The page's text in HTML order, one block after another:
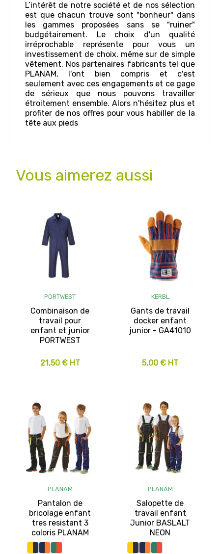
L’intérêt de notre société et de nos sélection
est que chacun trouve sont "bonheur" dans
les gammes proposées sans se "ruiner"
budgétairement. Le choix d'un qualité
irréprochable représente pour vous un
investissement de choix, même sur de simple
vêtement. Nos partenaires fabricants tel que
PLANAM, l'ont bien compris et c'est
seulement avec ces engagements et ce gage
de sérieux que nous pouvons travailler
étroitement ensemble. Alors n'hésitez plus et
profiter de nos offres pour vous habiller de la
tête aux pieds
Vous aimerez aussi
PORTWEST
Combinaison de
travail pour
enfant et junior
PORTWEST
21,50 € HT
KERBL
Gants de travail
docker enfant
junior - GA41010
5,00 € HT
PLANAM
Pantalon de
bricolage enfant
tres resistant 3
coloris PLANAM
PLANAM
Salopette de
travail enfant
Junior BASLALT
NEON